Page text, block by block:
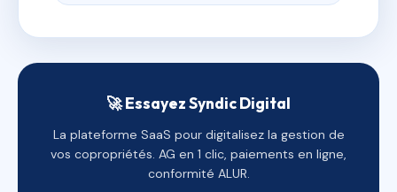
🚀 Essayez Syndic Digital
La plateforme SaaS pour digitalisez la gestion de
vos copropriétés. AG en 1 clic, paiements en ligne,
conformité ALUR.